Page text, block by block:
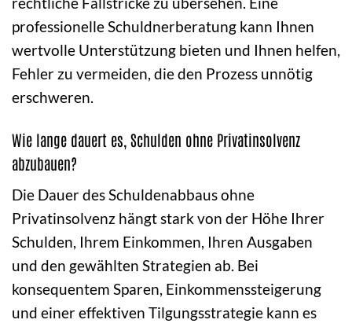
professionelle Schuldnerberatung kann Ihnen
wertvolle Unterstützung bieten und Ihnen helfen,
Fehler zu vermeiden, die den Prozess unnötig
erschweren.
Wie lange dauert es, Schulden ohne Privatinsolvenz
abzubauen?
Die Dauer des Schuldenabbaus ohne
Privatinsolvenz hängt stark von der Höhe Ihrer
Schulden, Ihrem Einkommen, Ihren Ausgaben
und den gewählten Strategien ab. Bei
konsequentem Sparen, Einkommenssteigerung
und einer effektiven Tilgungsstrategie kann es